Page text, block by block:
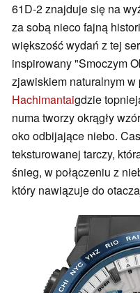
61D-2 znajduje się na
za sobą nieco fajną
większość wydań z tej
inspirowany "Smoczym
zjawiskiem naturalnym
Hachimantaigdzie
numa tworzy okrągły
oko odbijające niebo.
teksturowanej tarczy,
śnieg, w połączeniu z
który nawiązuje do